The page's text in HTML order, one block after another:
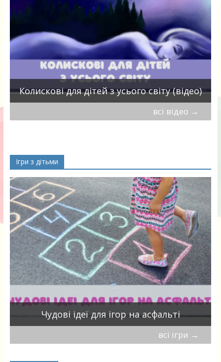
Колискові для дітей з усього світу (відео)
всі відео →
Ігри з дітьми
Чудові ідеї для ігор на асфальті
всі ігри →